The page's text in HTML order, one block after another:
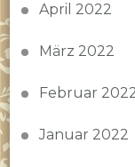
April 2022
März 2022
Februar
Januar 2022